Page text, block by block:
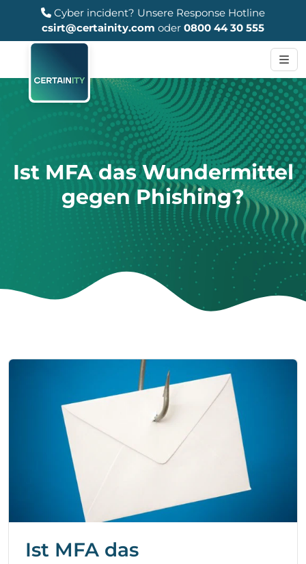
Cyber incident? Unsere Response Hotline
csirt@certainity.com oder 0800 44 30 555
Ist MFA das Wundermittel
gegen Phishing?
Ist MFA das